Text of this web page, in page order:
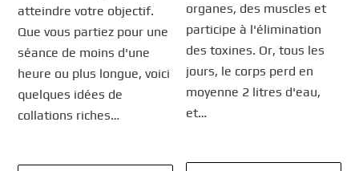
atteindre votre objectif.
Que vous partiez pour une
séance de moins d'une
heure ou plus longue, voici
quelques idées de
collations riches…
organes, des muscles et
participe à l'élimination
des toxines. Or, tous les
jours, le corps perd en
moyenne 2 litres d'eau,
et…